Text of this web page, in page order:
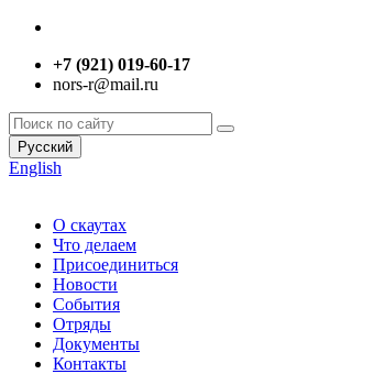
+7 (921) 019-60-17
nors-r@mail.ru
Русский
English
О скаутах
Что делаем
Присоединиться
Новости
События
Отряды
Документы
Контакты